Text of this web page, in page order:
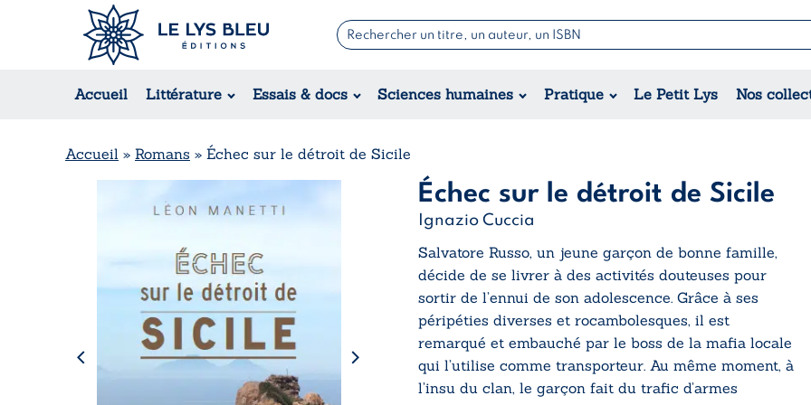
Accueil Littérature Essais & docs Sciences humaines Pratique Le Petit Lys Nos
Romans
Suspense / Thriller / Policier
Science-fiction
Romance
Jeunesse
Théâtre
Accueil » Romans » Échec sur le détroit de Sicile
Échec sur le détroit de Sicile
Ignazio Cuccia
Salvatore Russo, un jeune garçon de bonne famille,
décide de se livrer à des activités douteuses pour
sortir de l’ennui de son adolescence. Grâce à ses
péripéties diverses et rocambolesques, il est
remarqué et embauché par le boss de la mafia locale
qui l’utilise comme transporteur. Au même moment, à
l’insu du clan, le garçon fait du trafic d’armes